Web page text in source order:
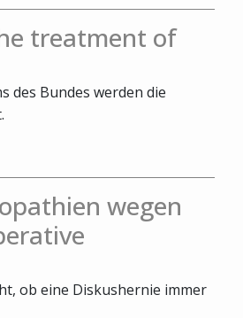
treatment of
des Bundes werden die
wegen
ob eine Diskushernie immer